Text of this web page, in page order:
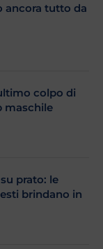
ancora tutto da
colpo di
maschile
prato: le
brindano in